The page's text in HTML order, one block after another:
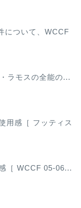
について、WCCF
ラモスの全能の...
用感［ フッティス
［ WCCF 05-06...